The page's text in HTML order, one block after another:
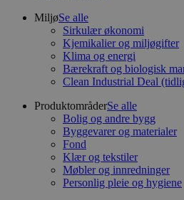
MiljøSe alle
Sirkulær økonomi
Kjemikalier og miljøgifter
Klima og energi
Bærekraft og biologisk
Clean Industrial Deal
ProduktområderSe alle
Bolig og andre bygg
Byggevarer og materialer
Fond
Klær og tekstiler
Møbler og innredninger
Personlig pleie og hygiene